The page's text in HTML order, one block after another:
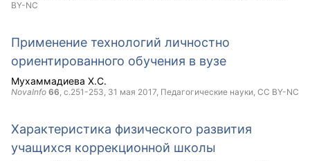
BY-NC
Применение технологий личностно
ориентированного обучения в вузе
Мухаммадиева Х.С.
NovaInfo 66, с.251-253, 31 мая 2017, Педагогические науки, CC BY-NC
Характеристика физического развития
учащихся коррекционной школы